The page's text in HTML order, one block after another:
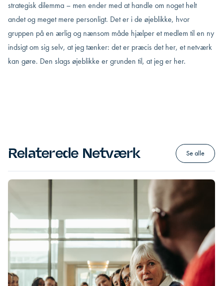
strategisk dilemma – men ender med at handle om noget helt
andet og meget mere personligt. Det er i de øjeblikke, hvor
gruppen på en ærlig og nænsom måde hjælper et medlem til en ny
indsigt om sig selv, at jeg tænker: det er præcis det her, et netværk
kan gøre. Den slags øjeblikke er grunden til, at jeg er her.
Relaterede Netværk Se alle